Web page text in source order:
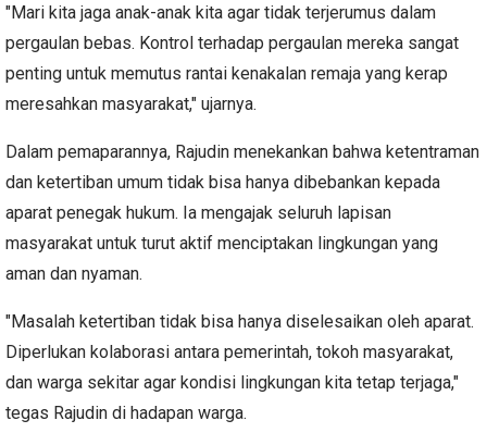
"Mari kita jaga anak-anak kita agar tidak terjerumus dalam
pergaulan bebas. Kontrol terhadap pergaulan mereka sangat
penting untuk memutus rantai kenakalan remaja yang kerap
meresahkan masyarakat," ujarnya.
Dalam pemaparannya, Rajudin menekankan bahwa ketentraman
dan ketertiban umum tidak bisa hanya dibebankan kepada
aparat penegak hukum. Ia mengajak seluruh lapisan
masyarakat untuk turut aktif menciptakan lingkungan yang
aman dan nyaman.
"Masalah ketertiban tidak bisa hanya diselesaikan oleh aparat.
Diperlukan kolaborasi antara pemerintah, tokoh masyarakat,
dan warga sekitar agar kondisi lingkungan kita tetap terjaga,"
tegas Rajudin di hadapan warga.